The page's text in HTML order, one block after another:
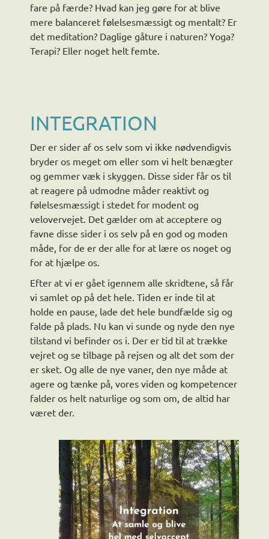
fare på færde? Hvad kan jeg gøre for at blive
mere balanceret følelsesmæssigt og mentalt? Er
det meditation? Daglige gåture i naturen? Yoga?
Terapi? Eller noget helt femte.
INTEGRATION
Der er sider af os selv som vi ikke nødvendigvis
bryder os meget om eller som vi helt benægter
og gemmer væk i skyggen. Disse sider får os til
at reagere på udmodne måder reaktivt og
følelsesmæssigt i stedet for modent og
velovervejet. Det gælder om at acceptere og
favne disse sider i os selv på en god og moden
måde, for de er der alle for at lære os noget og
for at hjælpe os.
Efter at vi er gået igennem alle skridtene, så får
vi samlet op på det hele. Tiden er inde til at
holde en pause, lade det hele bundfælde sig og
falde på plads. Nu kan vi sunde og nyde den nye
tilstand vi befinder os i. Der er tid til at trække
vejret og se tilbage på rejsen og alt det som der
er sket. Og alle de nye vaner, den nye måde at
agere og tænke på, vores viden og kompetencer
falder os helt naturlige og som om, de altid har
været der.